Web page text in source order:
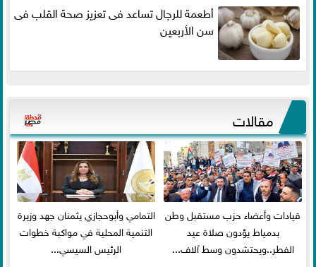
أطعمة للرجال تساعد فى تعزيز صحة القلب فى
سن الأربعين
مقالات
قيادات وأعضاء حزب مستقبل وطن
بدمياط يؤدون صلاة عيد
الفطر..ويحتشدون وسط آلاف...
التمامي وأبوحجازي يثمنان جهد وزيرة
التنمية المحلية في مواكبة خطوات
الرئيس السيسي...